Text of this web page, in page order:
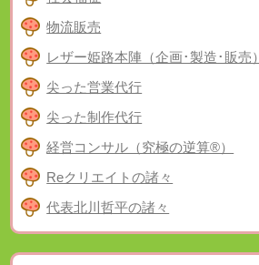
物流販売
レザー姫路本陣（企画･製造･販売）
尖った営業代行
尖った制作代行
経営コンサル（究極の逆算®）
Reクリエイトの諸々
代表北川哲平の諸々